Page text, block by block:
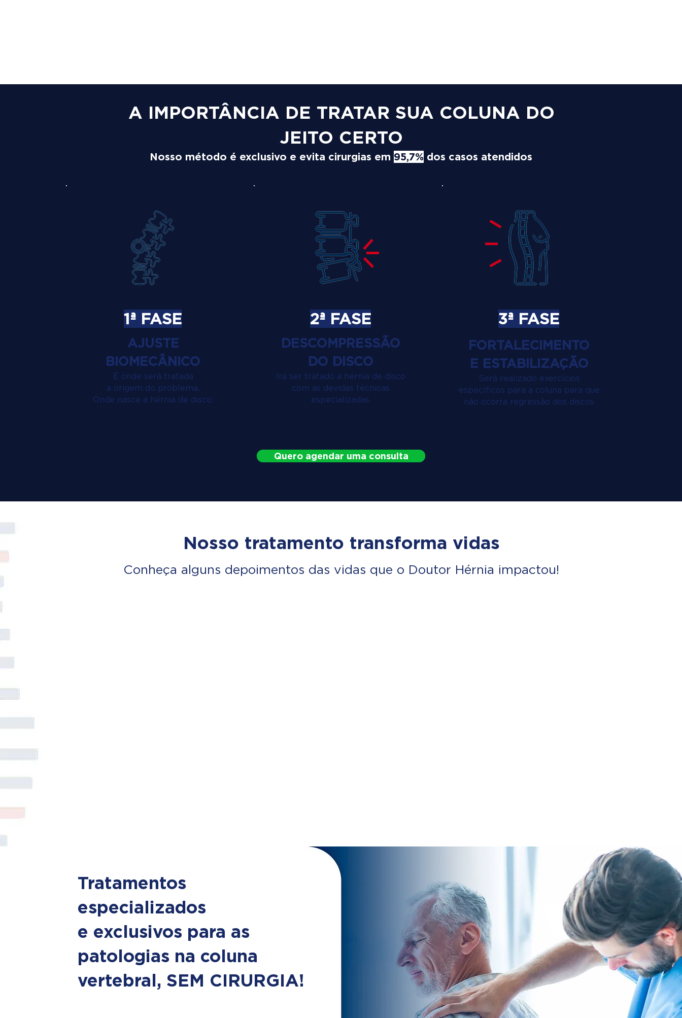
A IMPORTÂNCIA DE TRATAR SUA COLUNA DO
JEITO CERTO
Nosso método é exclusivo e evita cirurgias em 95,7% dos casos atendidos
1ª FASE
AJUSTE
BIOMECÂNICO
É onde será tratada
a origem do problema.
Onde nasce a hérnia de disco.
2ª FASE
DESCOMPRESSÃO
DO DISCO
Irá ser tratado a hérnia de disco
com as devidas técnicas
especializadas.
3ª FASE
FORTALECIMENTO
E ESTABILIZAÇÃO
Será realizado exercícios
específicos para a coluna para que
não ocorra regressão dos discos
Quero agendar uma consulta
Nosso tratamento transforma vidas
Conheça alguns depoimentos das vidas que o Doutor Hérnia impactou!
Tratamentos
especializados
e exclusivos para as
patologias na coluna
vertebral, SEM CIRURGIA!